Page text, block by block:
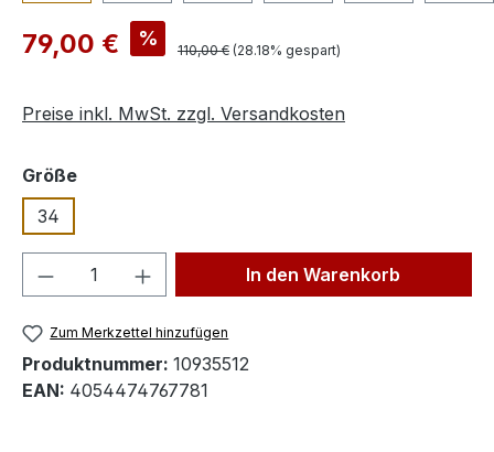
Verkaufspreis:
79,00 € % Regulärer Preis:
110,00 € (28.18% gespart)
Preise inkl. MwSt. zzgl. Versandkosten
Größeauswählen
34
Produkt Anzahl: Gib denIn den Warenkorb
Zum Merkzettel hinzufügen
Produktnummer: 10935512
EAN: 4054474767781